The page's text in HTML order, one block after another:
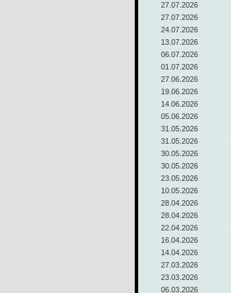
27.07.2026
27.07.2026
24.07.2026
13.07.2026
06.07.2026
01.07.2026
27.06.2026
19.06.2026
14.06.2026
05.06.2026
31.05.2026
31.05.2026
30.05.2026
30.05.2026
23.05.2026
10.05.2026
28.04.2026
28.04.2026
22.04.2026
16.04.2026
14.04.2026
27.03.2026
23.03.2026
06.03.2026